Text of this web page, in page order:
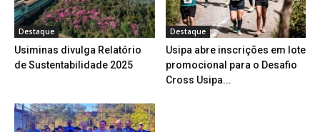
Destaque
Usiminas divulga Relatório
de Sustentabilidade 2025
Destaque
Usipa abre inscrições em lote
promocional para o Desafio
Cross Usipa...